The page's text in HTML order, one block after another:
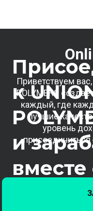
Приветствуем
POLYMERS
каждый, где
лучшие
уровень
присоединиться
к
и